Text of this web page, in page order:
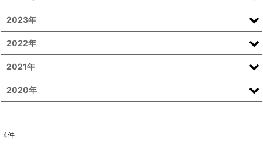
4件
2023年
2022年
2021年
2020年